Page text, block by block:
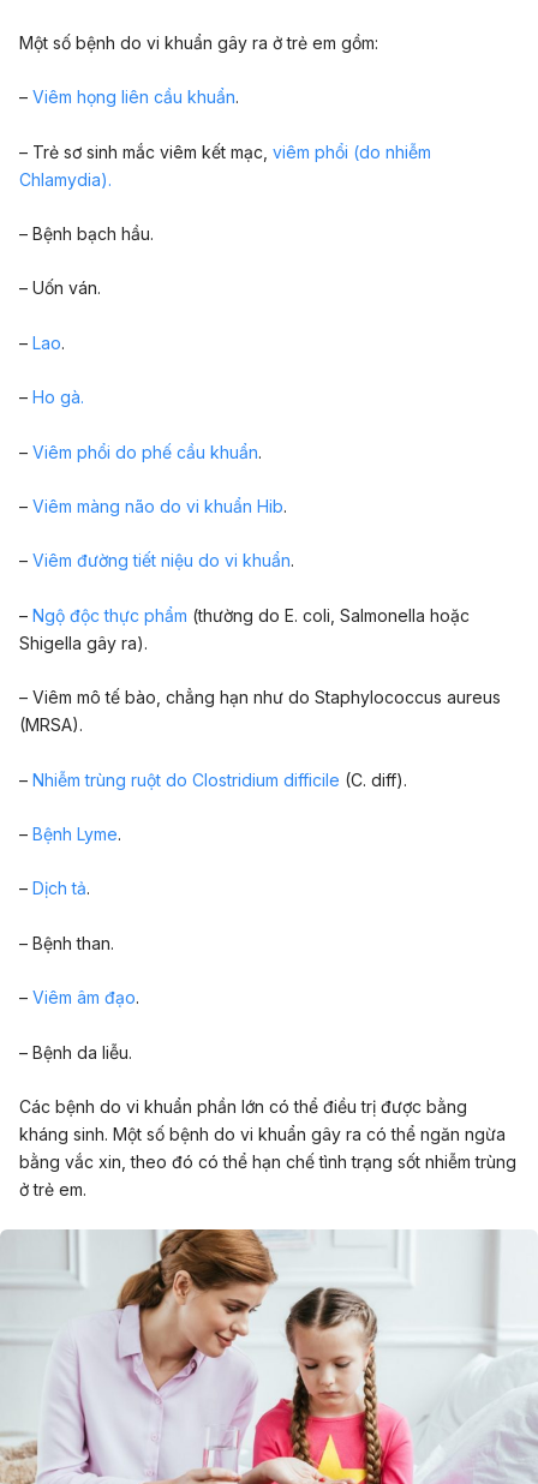
Một số bệnh do vi khuẩn gây ra ở trẻ em gồm:
– Viêm họng liên cầu khuẩn.
– Trẻ sơ sinh mắc viêm kết mạc, viêm phổi (do nhiễm
Chlamydia).
– Bệnh bạch hầu.
– Uốn ván.
– Lao.
– Ho gà.
– Viêm phổi do phế cầu khuẩn.
– Viêm màng não do vi khuẩn Hib.
– Viêm đường tiết niệu do vi khuẩn.
– Ngộ độc thực phẩm (thường do E. coli, Salmonella hoặc
Shigella gây ra).
– Viêm mô tế bào, chẳng hạn như do Staphylococcus aureus
(MRSA).
– Nhiễm trùng ruột do Clostridium difficile (C. diff).
– Bệnh Lyme.
– Dịch tả.
– Bệnh than.
– Viêm âm đạo.
– Bệnh da liễu.
Các bệnh do vi khuẩn phần lớn có thể điều trị được bằng
kháng sinh. Một số bệnh do vi khuẩn gây ra có thể ngăn ngừa
bằng vắc xin, theo đó có thể hạn chế tình trạng sốt nhiễm trùng
ở trẻ em.